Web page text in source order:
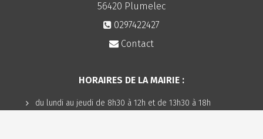
56420 Plumelec
0297422427
Contact
HORAIRES DE LA MAIRIE :
du lundi au jeudi de 8h30 à 12h et de 13h30 à 18h